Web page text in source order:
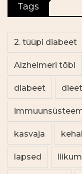
Tags
2. tüüpi diabeet
Alzheimeri tõbi
diabeet dieet
kasvaja
lapsed